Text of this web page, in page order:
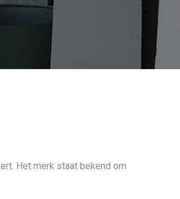
Het merk staat bekend om